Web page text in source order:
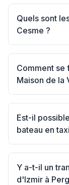
Quels sont
Cesme ?
Comment se
Maison de la
Est-il
bateau en
Y a-t-il un
d'Izmir à